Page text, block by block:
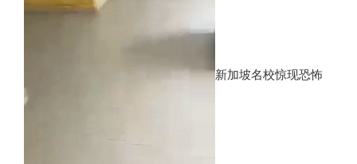
新加坡名校惊现恐怖